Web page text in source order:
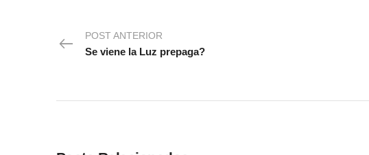
POST ANTERIOR
Se viene la Luz prepaga?